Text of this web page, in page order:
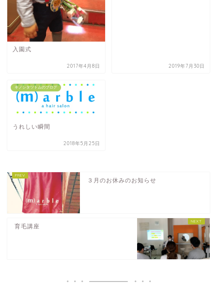
入園式
2017年4月8日 2019年7月30日
キノシタツトムのブログ
うれしい瞬間
2018年5月25日
３月のお休みのお知らせ
育毛講座